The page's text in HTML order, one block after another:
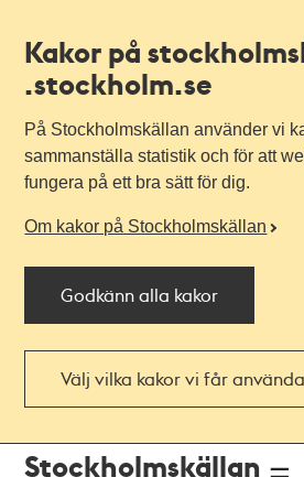
Kakor på
.stockholm.se
På Stockholmskällan använder vi
sammanställa statistik och för att
fungera på ett bra sätt för dig.
Om kakor på Stockholmskällan
Godkänn alla kakor
Välj vilka kakor vi får använda
Stockholmskällan